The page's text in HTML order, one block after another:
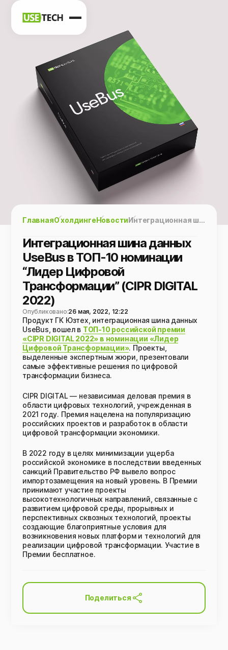
Карьера
Контакты
vk
ГлавнаяО холдингеНовости Интеграционная шина данных UseBus в ТОП-10 номинации “Лидер Цифровой Трансформации” (CIPR DIGITAL 2022)
Интеграционная шина данных
UseBus в ТОП-10 номинации
“Лидер Цифровой
Трансформации” (CIPR DIGITAL
2022)
Опубликовано:26 мая, 2022, 12:22
Продукт ГК Юзтех, интеграционная шина данных
UseBus, вошел в ТОП-10 российской премии
«CIPR DIGITAL 2022» в номинации «Лидер
Цифровой Трансформации». Проекты,
выделенные экспертным жюри, презентовали
самые эффективные решения по цифровой
трансформации бизнеса.
CIPR DIGITAL — независимая деловая премия в
области цифровых технологий, учрежденная в
2021 году. Премия нацелена на популяризацию
российских проектов и разработок в области
цифровой трансформации экономики.
В 2022 году в целях минимизации ущерба
российской экономике в последствии введенных
санкций Правительство РФ вывело вопрос
импортозамещения на новый уровень. В Премии
принимают участие проекты
высокотехнологичных направлений, связанные с
развитием цифровой среды, прорывных и
перспективных сквозных технологий, проекты
создающие благоприятные условия для
возникновения новых платформ и технологий для
реализации цифровой трансформации. Участие в
Премии бесплатное.
Поделиться